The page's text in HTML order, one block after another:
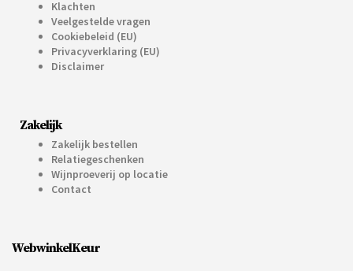
Klachten
Veelgestelde vragen
Cookiebeleid (EU)
Privacyverklaring (EU)
Disclaimer
Zakelijk
Zakelijk bestellen
Relatiegeschenken
Wijnproeverij op locatie
Contact
WebwinkelKeur